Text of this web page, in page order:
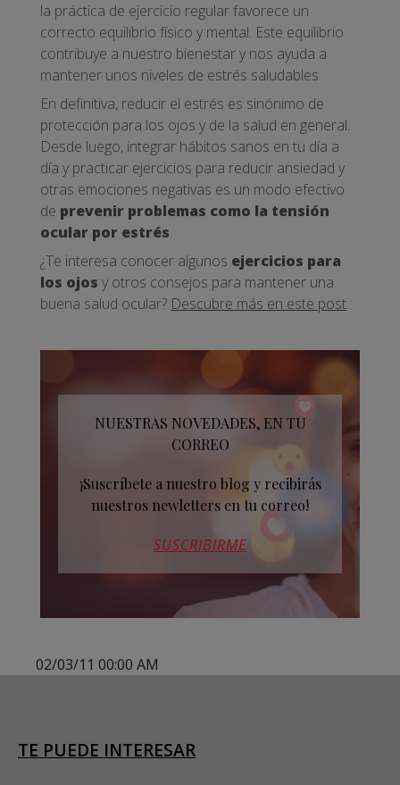
la práctica de ejercicio regular favorece un
correcto equilibrio físico y mental. Este equilibrio
contribuye a nuestro bienestar y nos ayuda a
mantener unos niveles de estrés saludables.
En definitiva, reducir el estrés es sinónimo de
protección para los ojos y de la salud en general.
Desde luego, integrar hábitos sanos en tu día a
día y practicar ejercicios para reducir ansiedad y
otras emociones negativas es un modo efectivo
de prevenir problemas como la tensión
ocular por estrés.
¿Te interesa conocer algunos ejercicios para
los ojos y otros consejos para mantener una
buena salud ocular? Descubre más en este post.
NUESTRAS NOVEDADES, EN TU
CORREO
¡Suscríbete a nuestro blog y recibirás
nuestros newletters en tu correo!
SUSCRIBIRME
02/03/11 00:00 AM
TE PUEDE INTERESAR